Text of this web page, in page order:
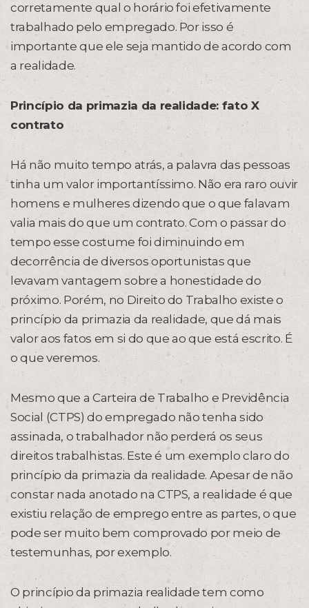
corretamente qual o horário foi efetivamente
trabalhado pelo empregado. Por isso é
importante que ele seja mantido de acordo com
a realidade.
Princípio da primazia da realidade: fato X
contrato
Há não muito tempo atrás, a palavra das pessoas
tinha um valor importantíssimo. Não era raro ouvir
homens e mulheres dizendo que o que falavam
valia mais do que um contrato. Com o passar do
tempo esse costume foi diminuindo em
decorrência de diversos oportunistas que
levavam vantagem sobre a honestidade do
próximo. Porém, no Direito do Trabalho existe o
princípio da primazia da realidade, que dá mais
valor aos fatos em si do que ao que está escrito. É
o que veremos.
Mesmo que a Carteira de Trabalho e Previdência
Social (CTPS) do empregado não tenha sido
assinada, o trabalhador não perderá os seus
direitos trabalhistas. Este é um exemplo claro do
princípio da primazia da realidade. Apesar de não
constar nada anotado na CTPS, a realidade é que
existiu relação de emprego entre as partes, o que
pode ser muito bem comprovado por meio de
testemunhas, por exemplo.
O princípio da primazia realidade tem como